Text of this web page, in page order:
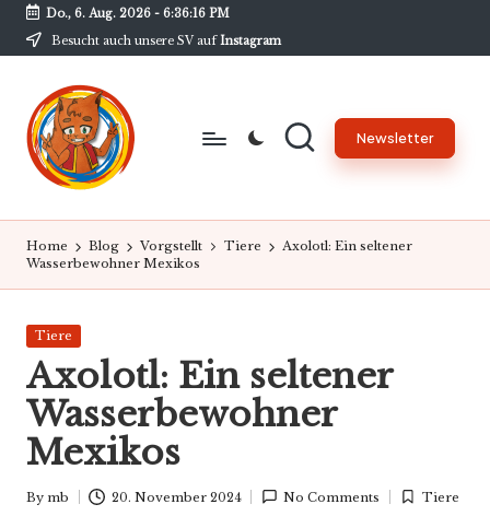
Skip
content
Do., 6. Aug. 2026- 6:36:17 PM
Besucht auch unsere SV aufInstagram
B
w
G
-
N
e
w
s
am
Newsletter
Home Blog Vorgstellt Tiere
Axolotl: Ein seltener
Wasserbewohner Mexikos
Posted
in
Tiere
Axolotl: Ein seltener
Wasserbewohner
Mexikos
Posted
By mb 20. November 2024 No Comments
Posted
Tiere